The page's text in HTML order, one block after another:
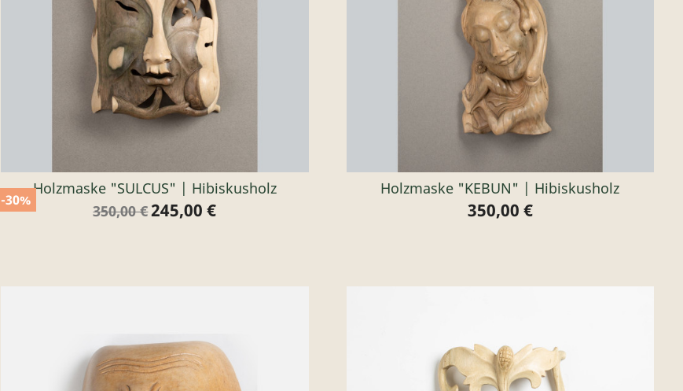
Holzmaske "SULCUS" | Hibiskusholz
Verkaufspreis
350,00 €
-30%
Preis
245,00 €
Holzmaske "KEBUN" | Hibiskusholz
Preis
350,00 €